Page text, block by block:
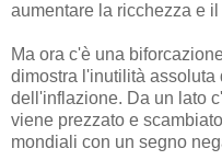
aumentare la ricchezza e
Ma ora c'è una
dimostra l'inutilità assoluta
dell'inflazione. Da un lato
viene prezzato e
mondiali con un segno